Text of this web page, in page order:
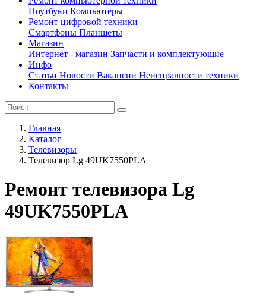
Ноутбуки Компьютеры
Ремонт цифровой техники
Смартфоны Планшеты
Магазин
Интернет - магазин Запчасти и комплектующие
Инфо
Статьи Новости Вакансии Неисправности техники
Контакты
Главная
Каталог
Телевизоры
Телевизор Lg 49UK7550PLA
Ремонт телевизора Lg
49UK7550PLA